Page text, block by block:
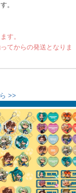
。
す。
てからの発送となりま
>>